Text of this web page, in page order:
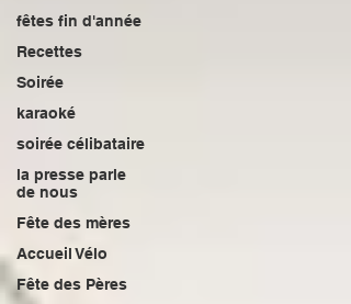
fêtes fin d'année
Recettes
Soirée
karaoké
soirée célibataire
la presse parle
de nous
Fête des mères
Accueil Vélo
Fête des Pères